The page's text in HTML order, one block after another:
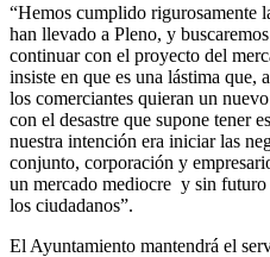
“Hemos cumplido rigurosamente
han llevado a Pleno, y
continuar con el proyecto del
insiste en que es una lástima
los comerciantes quieran un
con el desastre que supone tener
nuestra intención era iniciar las
conjunto, corporación y
un mercado mediocre y sin
los ciudadanos”.
El Ayuntamiento mantendrá el